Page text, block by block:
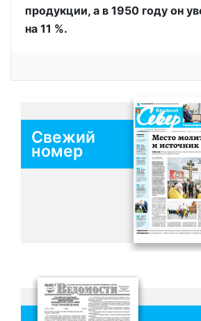
продукции, а в 1950 году он
на 11 %.
Свежий
номер